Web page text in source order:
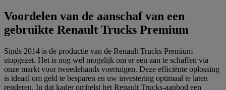
Voordelen van de aanschaf van een
gebruikte Renault Trucks Premium
Sinds 2014 is de productie van de Renault Trucks Premium
stopgezet. Het is nog wel mogelijk om er een aan te schaffen via
onze markt voor tweedehands voertuigen. Deze efficiënte oplossing
is ideaal om geld te besparen en uw investering optimaal te laten
renderen. In dat kader omhelst het Renault Trucks-aanbod een